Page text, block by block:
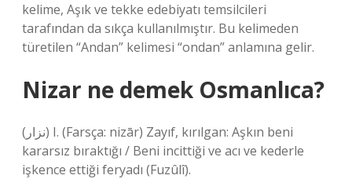
kelime, Aşık ve tekke edebiyatı temsilcileri
tarafından da sıkça kullanılmıştır. Bu kelimeden
türetilen “Andan” kelimesi “ondan” anlamına gelir.
Nizar ne demek Osmanlıca?
(ﻧﺰﺍﺭ) I. (Farsça: nizār) Zayıf, kırılgan: Aşkın beni
kararsız bıraktığı / Beni incittiği ve acı ve kederle
işkence ettiği feryadı (Fuzûlî).